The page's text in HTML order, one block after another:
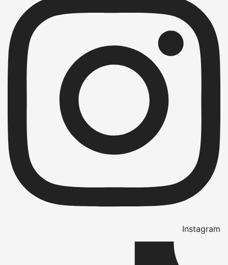
Instagram